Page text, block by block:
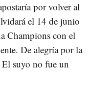
por volver al
el 14 de junio
Champions con el
De alegría por la
El suyo no fue un